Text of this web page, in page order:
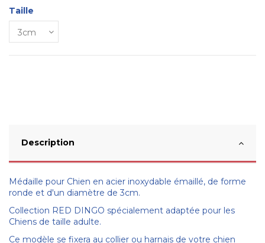
Taille
Description
Médaille pour Chien en acier inoxydable émaillé, de forme
ronde et d'un diamètre de 3cm.
Collection RED DINGO spécialement adaptée pour les
Chiens de taille adulte.
Ce modèle se fixera au collier ou harnais de votre chien